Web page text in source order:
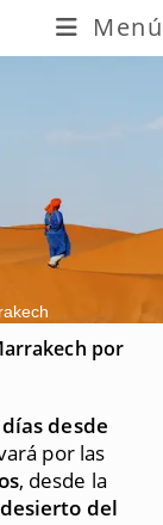
Menú
por
desde
por las
, desde la
desierto del